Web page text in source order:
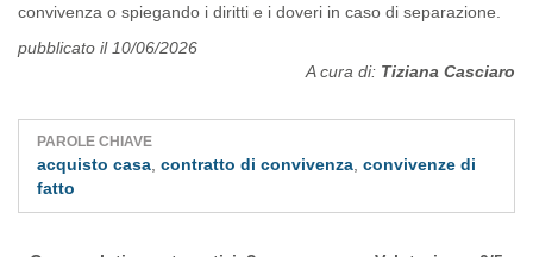
convivenza o spiegando i diritti e i doveri in caso di separazione.
pubblicato il 10/06/2026
A cura di: Tiziana Casciaro
PAROLE CHIAVE
acquisto casa contratto di convivenza convivenze di
fatto